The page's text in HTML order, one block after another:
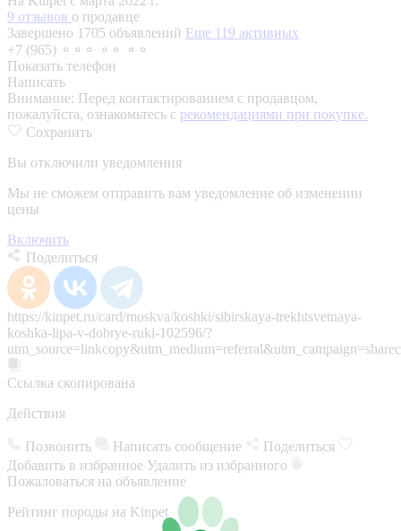
9 отзывов о продавце
Завершено 1705 объявлений Еще 119 активных
+7 (965) ⚬⚬⚬ ⚬⚬ ⚬⚬
Показать телефон
Написать
Внимание: Перед контактированием с продавцом,
пожалуйста, ознакомьтесь с рекомендациями при покупке.
Сохранить
Вы отключили уведомления
Мы не сможем отправить вам уведомление об изменении
цены
Включить
Поделиться
https://kinpet.ru/card/moskva/koshki/sibirskaya-trekhtsvetnaya-
koshka-lipa-v-dobrye-ruki-102596/?
Ссылка скопирована
Действия
Позвонить Написать сообщение
Поделиться
Добавить в избранное Удалить из избранного
Пожаловаться на объявление
Рейтинг породы на Kinpet